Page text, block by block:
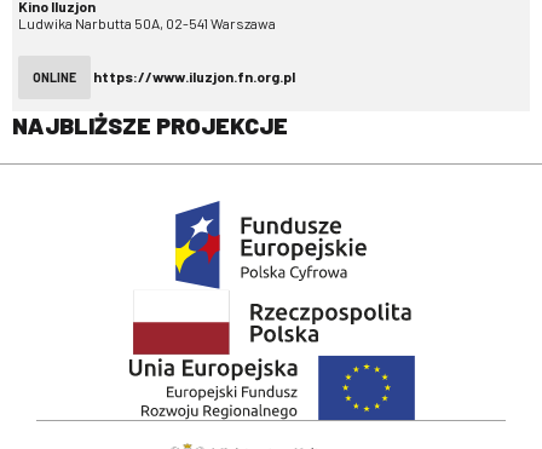
Kino Iluzjon
Ludwika Narbutta 50A, 02-541 Warszawa
ONLINE https://www.iluzjon.fn.org.pl
NAJBLIŻSZE PROJEKCJE